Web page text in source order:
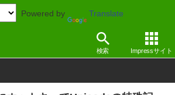
Powered by Translate
検索 Impressサイト
ュメント ドキュメント Windows